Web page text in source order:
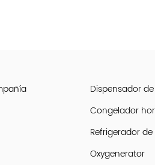
Dispensador
Congelador
Refrigerador
Oxygenerator